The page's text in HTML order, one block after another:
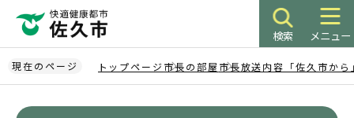
ペ
ー
ジ
検索 メニュー
現在のページ トップページ 市長の部屋 市長放送内容「佐久市から